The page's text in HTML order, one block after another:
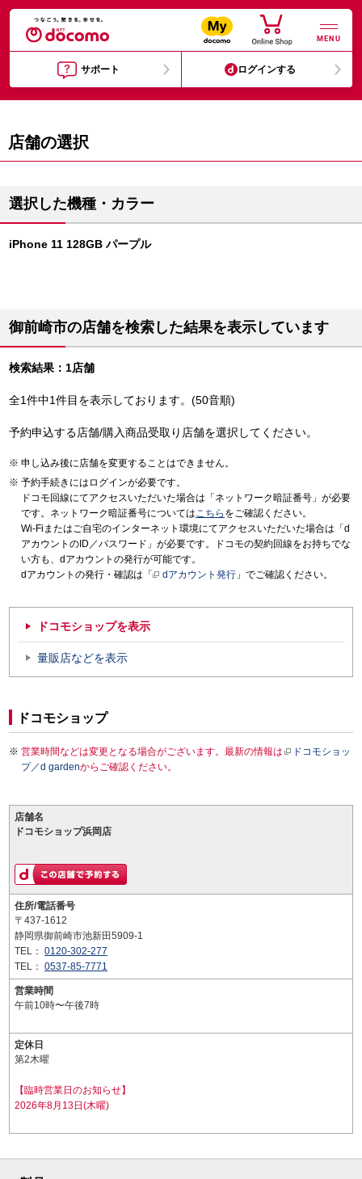
MENU
サポート ログインする
店舗の選択
選択した機種・カラー
iPhone 11 128GB パープル
御前崎市の店舗を検索した結果を表示しています
検索結果：1店舗
全1件中1件目を表示しております。(50音順)
予約申込する店舗/購入商品受取り店舗を選択してください。
申し込み後に店舗を変更することはできません。
予約手続きにはログインが必要です。
ドコモ回線にてアクセスいただいた場合は「ネットワーク暗証番号」が必要
です。ネットワーク暗証番号についてはこちら をご確認ください。
Wi-Fiまたはご自宅のインターネット環境にてアクセスいただいた場合は「d
アカウントのID／パスワード」が必要です。ドコモの契約回線をお持ちでな
い方も、dアカウントの発行が可能です。
dアカウントの発行・確認は「
dアカウント発行 」でご確認ください。
ドコモショップを表示
量販店などを表示
ドコモショップ
営業時間などは変更となる場合がございます。最新の情報は
ドコモショッ
プ／d gardenからご確認ください。
店舗名
ドコモショップ浜岡店
住所/電話番号
〒437-1612
静岡県御前崎市池新田5909-1
TEL： 0120-302-277
TEL： 0537-85-7771
営業時間
午前10時〜午後7時
定休日
第2木曜
【臨時営業日のお知らせ】
2026年8月13日(木曜)